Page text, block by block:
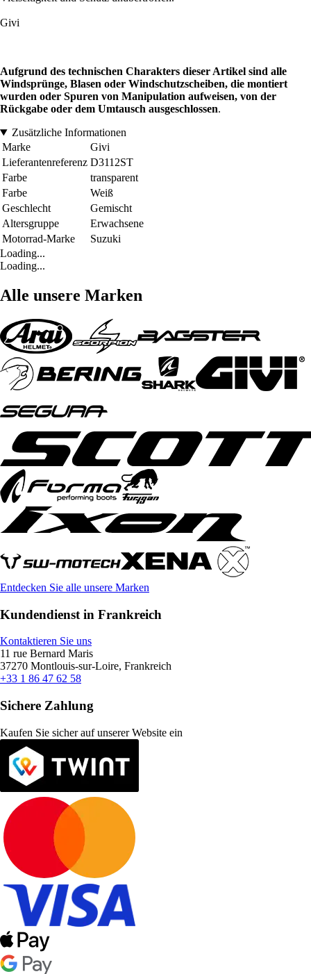
Givi
Aufgrund des technischen Charakters dieser Artikel sind alle
Windsprünge, Blasen oder Windschutzscheiben, die montiert
wurden oder Spuren von Manipulation aufweisen, von der
Rückgabe oder dem Umtausch ausgeschlossen.
Zusätzliche Informationen
Marke
Givi
Lieferantenreferenz D3112ST
Farbe
transparent
Farbe
Weiß
Geschlecht
Gemischt
Altersgruppe
Erwachsene
Motorrad-Marke
Suzuki
Loading...
Loading...
Alle unsere Marken
Entdecken Sie alle unsere Marken
Kundendienst in Frankreich
Kontaktieren Sie uns
11 rue Bernard Maris
37270 Montlouis-sur-Loire, Frankreich
+33 1 86 47 62 58
Sichere Zahlung
Kaufen Sie sicher auf unserer Website ein